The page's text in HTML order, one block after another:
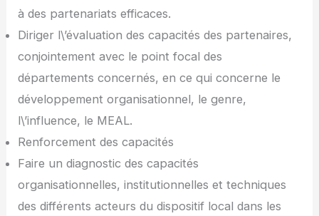
à des partenariats efficaces.
Diriger l\’évaluation des capacités des partenaires,
conjointement avec le point focal des
départements concernés, en ce qui concerne le
développement organisationnel, le genre,
l\’influence, le MEAL.
Renforcement des capacités
Faire un diagnostic des capacités
organisationnelles, institutionnelles et techniques
des différents acteurs du dispositif local dans les